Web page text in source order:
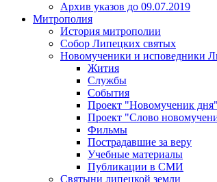
Архив указов до 09.07.2019
Митрополия
История митрополии
Собор Липецких святых
Новомученики и исповедники
Жития
Службы
События
Проект "Новомученик дня"
Проект "Слово
Фильмы
Пострадавшие за веру
Учебные материалы
Публикации в СМИ
Святыни липецкой земли